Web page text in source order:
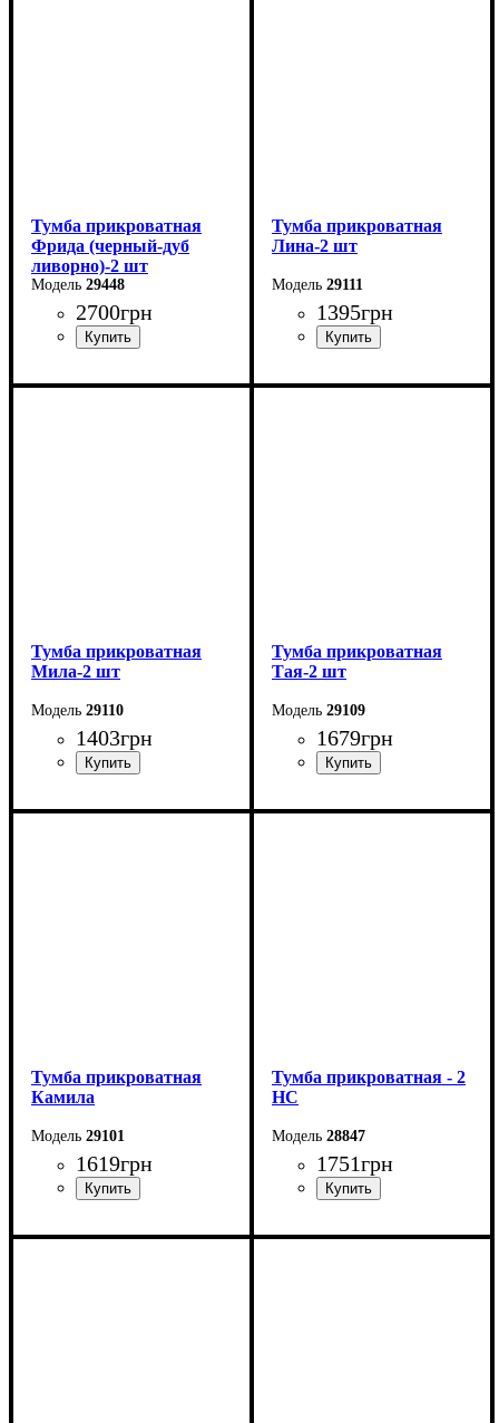
Тумба прикроватная
Фрида (черный-дуб
ливорно)-2 шт
29448
2700грн
Ширина: 40 см
Тумба прикроватная
Лина-2 шт
29111
1395грн
Ширина: 48 см
Тумба прикроватная
Мила-2 шт
29110
1403грн
Ширина: 45 см
Тумба прикроватная
Тая-2 шт
29109
1679грн
Ширина: 55 см
Тумба прикроватная
Камила
29101
1619грн
Ширина: 50 см
Тумба прикроватная - 2
НС
28847
1751грн
Ширина: 40 см